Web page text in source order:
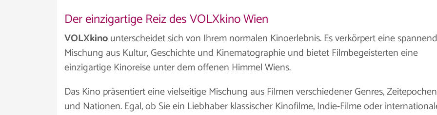
Der einzigartige Reiz des VOLXkino Wien
VOLXkinounterscheidet sich von Ihrem normalen Kinoerlebnis. Es verkörpert eine
Mischung aus Kultur, Geschichte und Kinematographie und bietet Filmbegeisterten eine
einzigartige Kinoreise unter dem offenen Himmel Wiens.
Das Kino präsentiert eine vielseitige Mischung aus Filmen verschiedener Genres, Zeitepochen
und Nationen. Egal, ob Sie ein Liebhaber klassischer Kinofilme, Indie-Filme oder